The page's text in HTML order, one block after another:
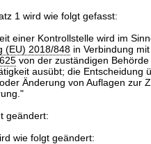
1 wird wie folgt gefasst:
einer Kontrollstelle wird im
(EU) 2018/848in Verbindung mit
von der zuständigen
ausübt; die Entscheidung
Änderung von Auflagen zur
geändert:
wie folgt geändert: